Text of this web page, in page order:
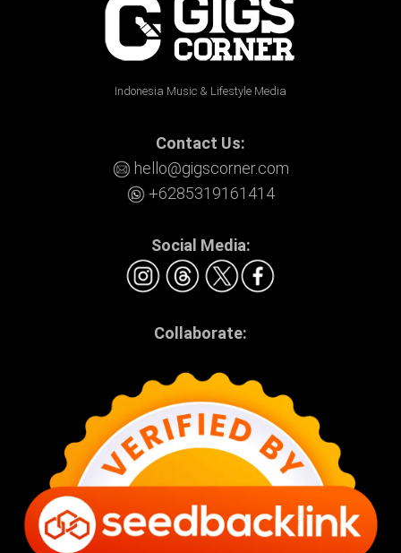
Indonesia Music & Lifestyle Media
Contact Us:
hello@gigscorner.com
+6285319161414
Social Media:
Collaborate: